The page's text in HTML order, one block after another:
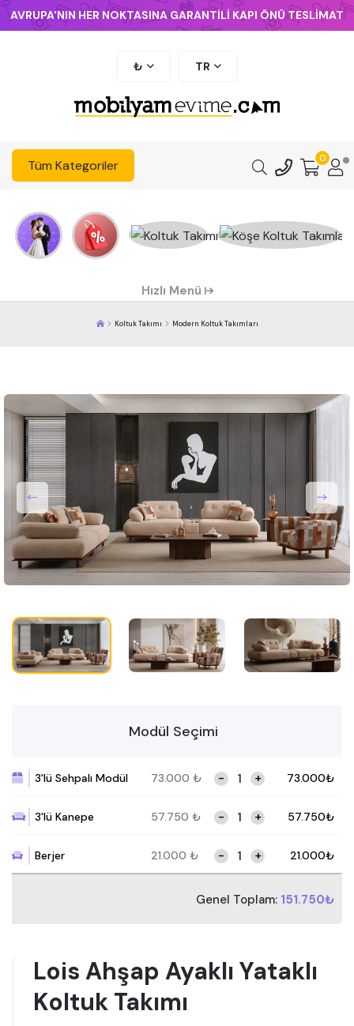
AVRUPA'NIN HER NOKTASINA GARANTİLİ KAPI ÖNÜ TESLİMAT
₺ TR
Tüm Kategoriler 0
Hızlı Menü
Koltuk Takımı Modern Koltuk Takımları
Modül Seçimi
3'lü Sehpalı Modül 73.000 ₺ - + 73.000₺
3'lü Kanepe 57.750 ₺ - + 57.750₺
Berjer 21.000 ₺ - + 21.000₺
Genel Toplam: 151.750₺
Lois Ahşap Ayaklı Yataklı
Koltuk Takımı